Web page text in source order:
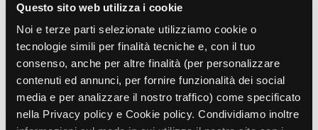
Questo sito web utilizza i cookie
Noi e terze parti selezionate utilizziamo cookie o
tecnologie simili per finalità tecniche e, con il tuo
consenso, anche per altre finalità (per personalizzare
contenuti ed annunci, per fornire funzionalità dei social
media e per analizzare il nostro traffico) come specificato
nella Privacy policy e Cookie policy. Condividiamo inoltre
1999 Zelig directed byClaudio Bisio
1990 Tecniche di trasmissione directed by Piero Chiambretti
Short Films/Cortometraggi:
2022 Ritratto di famiglia directed by Emanuele Ricci - co- lead
2021Fiori directed byKristian Xipolias -lead
2014 Castigo divino directed by Max Croci - lead
---------------------------------